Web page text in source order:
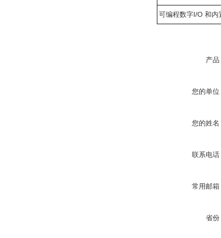
可编程数字I/O 和内
产品
您的单位
您的姓名
联系电话
常用邮箱
省份